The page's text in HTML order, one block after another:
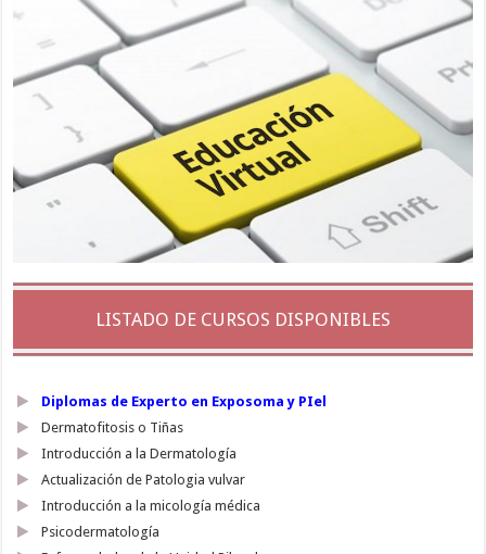
LISTADO DE CURSOS DISPONIBLES
Diplomas de Experto en Exposoma y PIel
Dermatofitosis o Tiñas
Introducción a la Dermatología
Actualización de Patologia vulvar
Introducción a la micología médica
Psicodermatología